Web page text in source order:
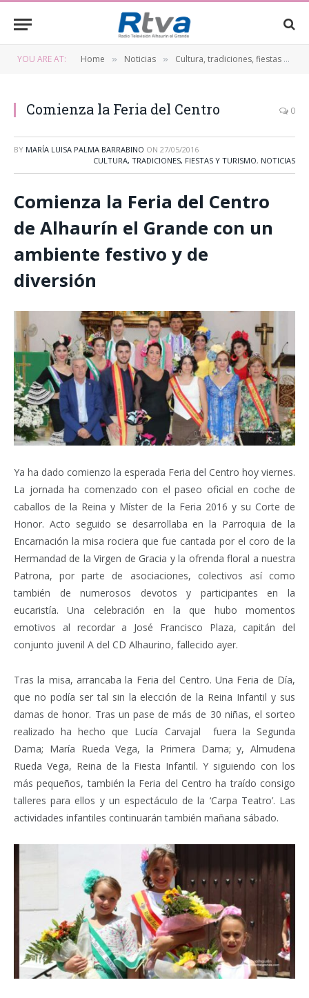
YOU ARE AT: Home » Noticias » Cultura, tradiciones, fiestas y turismo
Comienza la Feria del Centro 0
BY MARÍA LUISA PALMA BARRABINO ON 27/05/2016
CULTURA, TRADICIONES, FIESTAS Y TURISMO, NOTICIAS
Comienza la Feria del Centro
de Alhaurín el Grande con un
ambiente festivo y de
diversión
Ya ha dado comienzo la esperada Feria del Centro hoy viernes.
La jornada ha comenzado con el paseo oficial en coche de
caballos de la Reina y Míster de la Feria 2016 y su Corte de
Honor. Acto seguido se desarrollaba en la Parroquia de la
Encarnación la misa rociera que fue cantada por el coro de la
Hermandad de la Virgen de Gracia y la ofrenda floral a nuestra
Patrona, por parte de asociaciones, colectivos así como
también de numerosos devotos y participantes en la
eucaristía. Una celebración en la que hubo momentos
emotivos al recordar a José Francisco Plaza, capitán del
conjunto juvenil A del CD Alhaurino, fallecido ayer.
Tras la misa, arrancaba la Feria del Centro. Una Feria de Día,
que no podía ser tal sin la elección de la Reina Infantil y sus
damas de honor. Tras un pase de más de 30 niñas, el sorteo
realizado ha hecho que Lucía Carvajal fuera la Segunda
Dama; María Rueda Vega, la Primera Dama; y, Almudena
Rueda Vega, Reina de la Fiesta Infantil. Y siguiendo con los
más pequeños, también la Feria del Centro ha traído consigo
talleres para ellos y un espectáculo de la ‘Carpa Teatro’. Las
actividades infantiles continuarán también mañana sábado.